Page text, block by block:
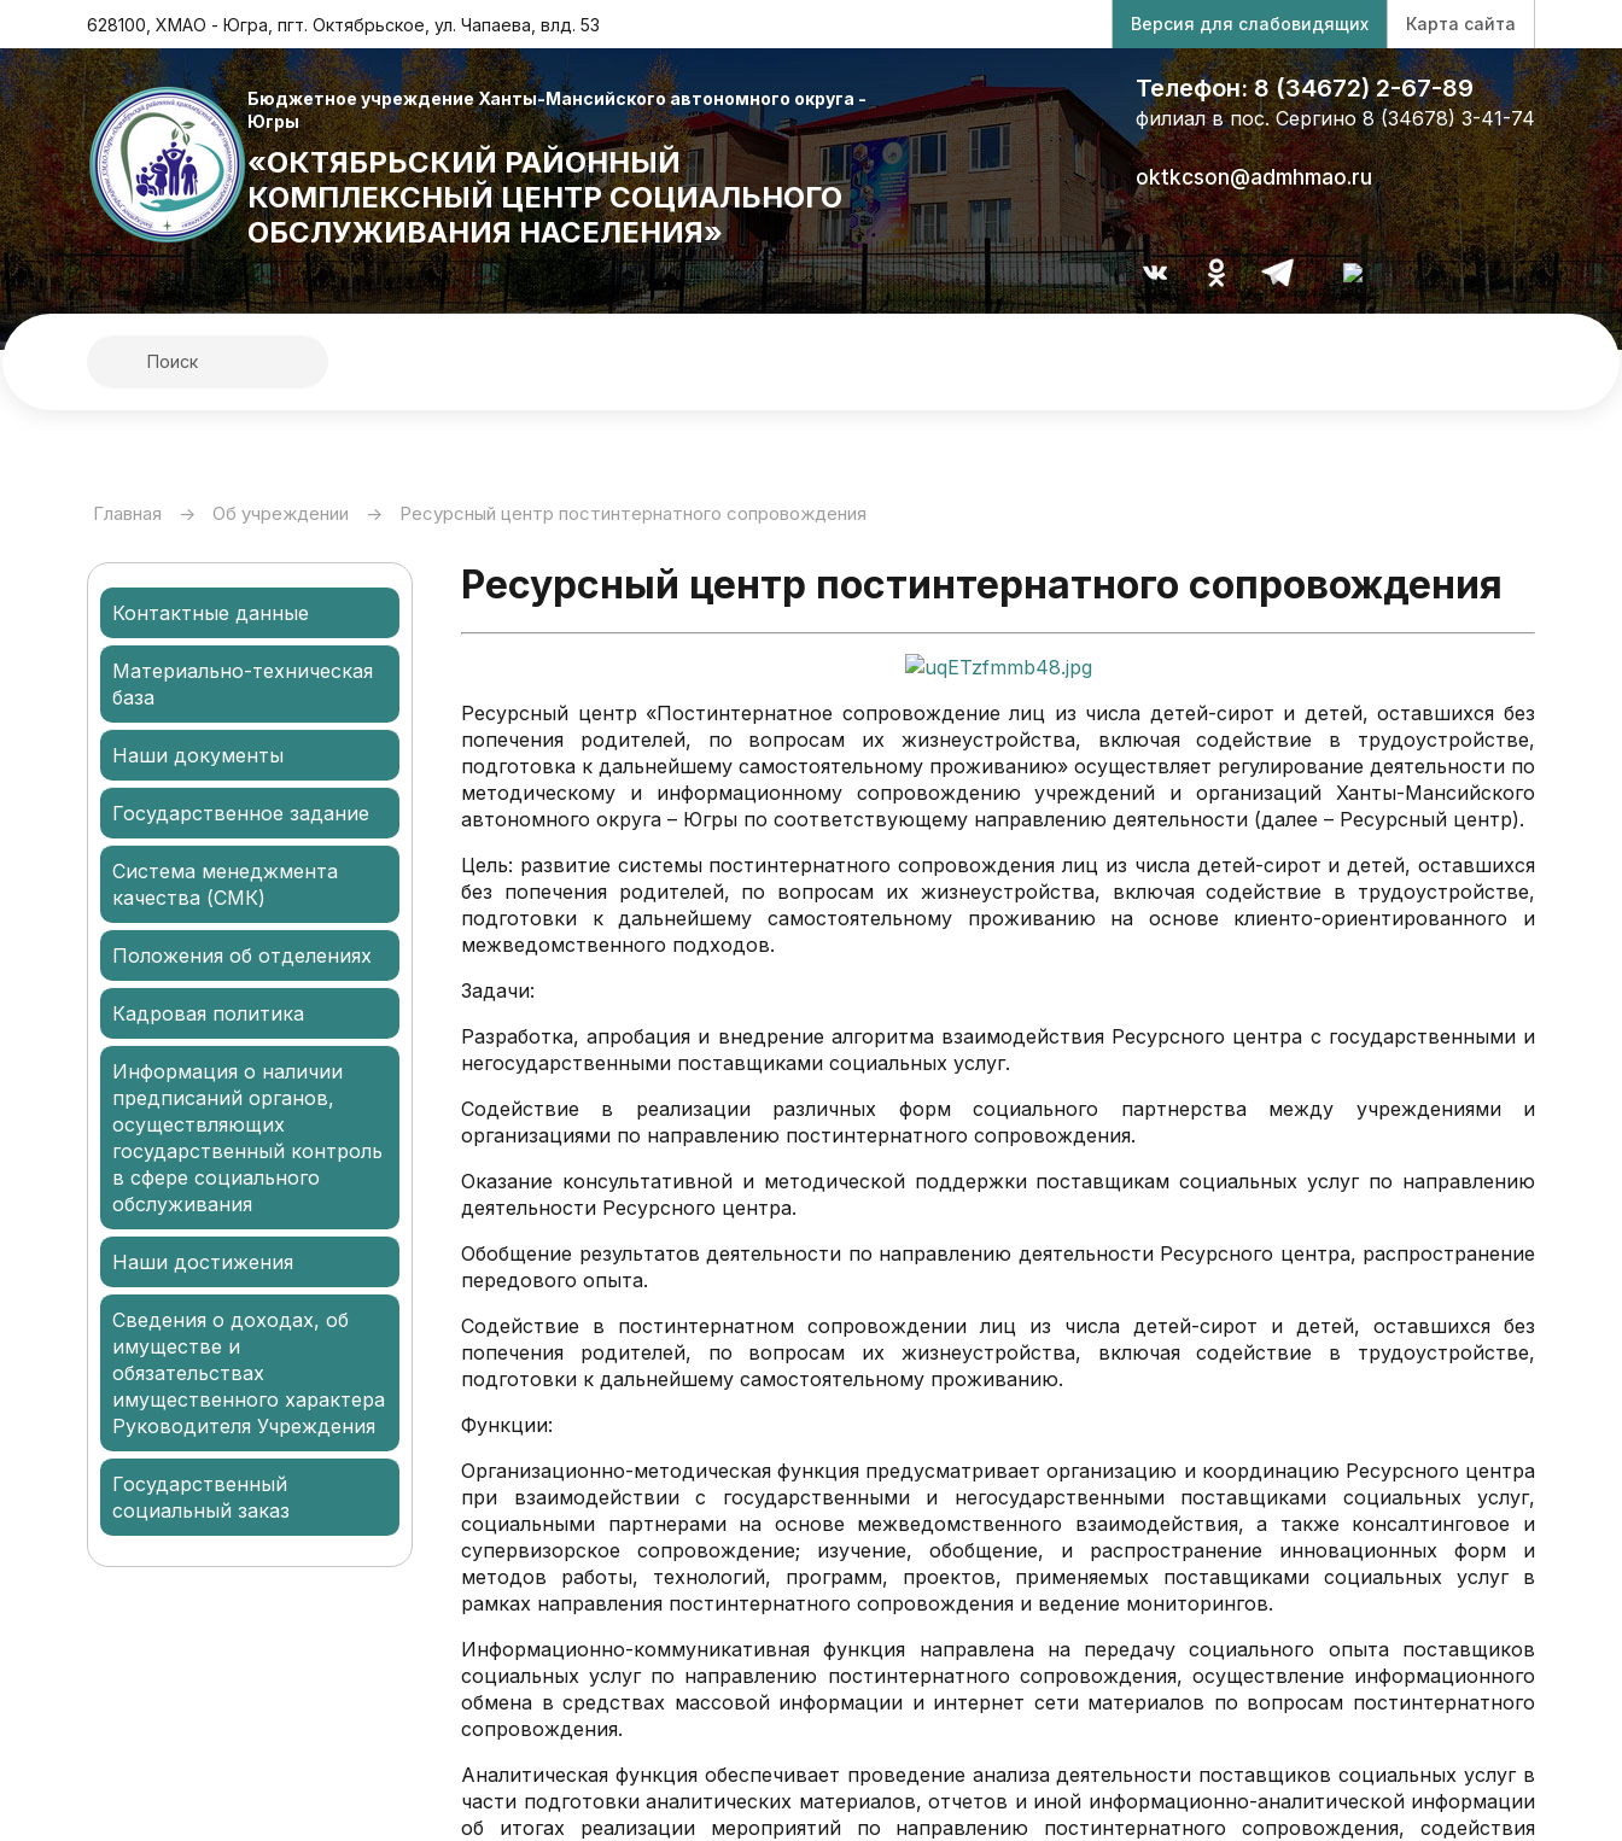
628100, ХМАО - Югра, пгт. Октябрьское, ул. Чапаева, влд. 53 Версия для слабовидящих Карта сайта
Бюджетное учреждение Ханты-Мансийского автономного округа -
Югры
«ОКТЯБРЬСКИЙ РАЙОННЫЙ
КОМПЛЕКСНЫЙ ЦЕНТР СОЦИАЛЬНОГО
ОБСЛУЖИВАНИЯ НАСЕЛЕНИЯ»
Телефон: 8 (34672) 2-67-89
филиал в пос. Сергино 8 (34678) 3-41-74
oktkcson@admhmao.ru
Главная -> Об учреждении -> Ресурсный центр постинтернатного сопровождения
Контактные данные
Материально-техническая
база
Наши документы
Государственное задание
Система менеджмента
качества (СМК)
Положения об отделениях
Кадровая политика
Информация о наличии
предписаний органов,
осуществляющих
государственный контроль
в сфере социального
обслуживания
Наши достижения
Сведения о доходах, об
имуществе и
обязательствах
имущественного характера
Руководителя Учреждения
Государственный
социальный заказ
Ресурсный центр постинтернатного сопровождения
Ресурсный центр «Постинтернатное сопровождение лиц из числа детей-сирот и детей, оставшихся без
попечения родителей, по вопросам их жизнеустройства, включая содействие в трудоустройстве,
подготовка к дальнейшему самостоятельному проживанию» осуществляет регулирование деятельности по
методическому и информационному сопровождению учреждений и организаций Ханты-Мансийского
автономного округа – Югры по соответствующему направлению деятельности (далее – Ресурсный центр).
Цель: развитие системы постинтернатного сопровождения лиц из числа детей-сирот и детей, оставшихся
без попечения родителей, по вопросам их жизнеустройства, включая содействие в трудоустройстве,
подготовки к дальнейшему самостоятельному проживанию на основе клиенто-ориентированного и
межведомственного подходов.
Задачи:
Разработка, апробация и внедрение алгоритма взаимодействия Ресурсного центра с государственными и
негосударственными поставщиками социальных услуг.
Содействие в реализации различных форм социального партнерства между учреждениями и
организациями по направлению постинтернатного сопровождения.
Оказание консультативной и методической поддержки поставщикам социальных услуг по направлению
деятельности Ресурсного центра.
Обобщение результатов деятельности по направлению деятельности Ресурсного центра, распространение
передового опыта.
Содействие в постинтернатном сопровождении лиц из числа детей-сирот и детей, оставшихся без
попечения родителей, по вопросам их жизнеустройства, включая содействие в трудоустройстве,
подготовки к дальнейшему самостоятельному проживанию.
Функции:
Организационно-методическая функция предусматривает организацию и координацию Ресурсного центра
при взаимодействии с государственными и негосударственными поставщиками социальных услуг,
социальными партнерами на основе межведомственного взаимодействия, а также консалтинговое и
супервизорское сопровождение; изучение, обобщение, и распространение инновационных форм и
методов работы, технологий, программ, проектов, применяемых поставщиками социальных услуг в
рамках направления постинтернатного сопровождения и ведение мониторингов.
Информационно-коммуникативная функция направлена на передачу социального опыта поставщиков
социальных услуг по направлению постинтернатного сопровождения, осуществление информационного
обмена в средствах массовой информации и интернет сети материалов по вопросам постинтернатного
сопровождения.
Аналитическая функция обеспечивает проведение анализа деятельности поставщиков социальных услуг в
части подготовки аналитических материалов, отчетов и иной информационно-аналитической информации
об итогах реализации мероприятий по направлению постинтернатного сопровождения, содействия